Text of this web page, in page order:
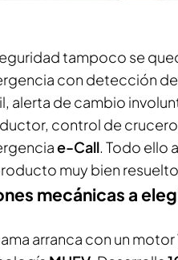
tampoco se
con detección
alerta de cambio
control de
e-Call. Todo ello
muy bien
mecánicas a
arranca con un motor